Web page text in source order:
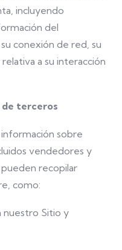
incluyendo
del
conexión de red, su
a su interacción
terceros
sobre
vendedores y
recopilar
como:
nuestro Sitio y